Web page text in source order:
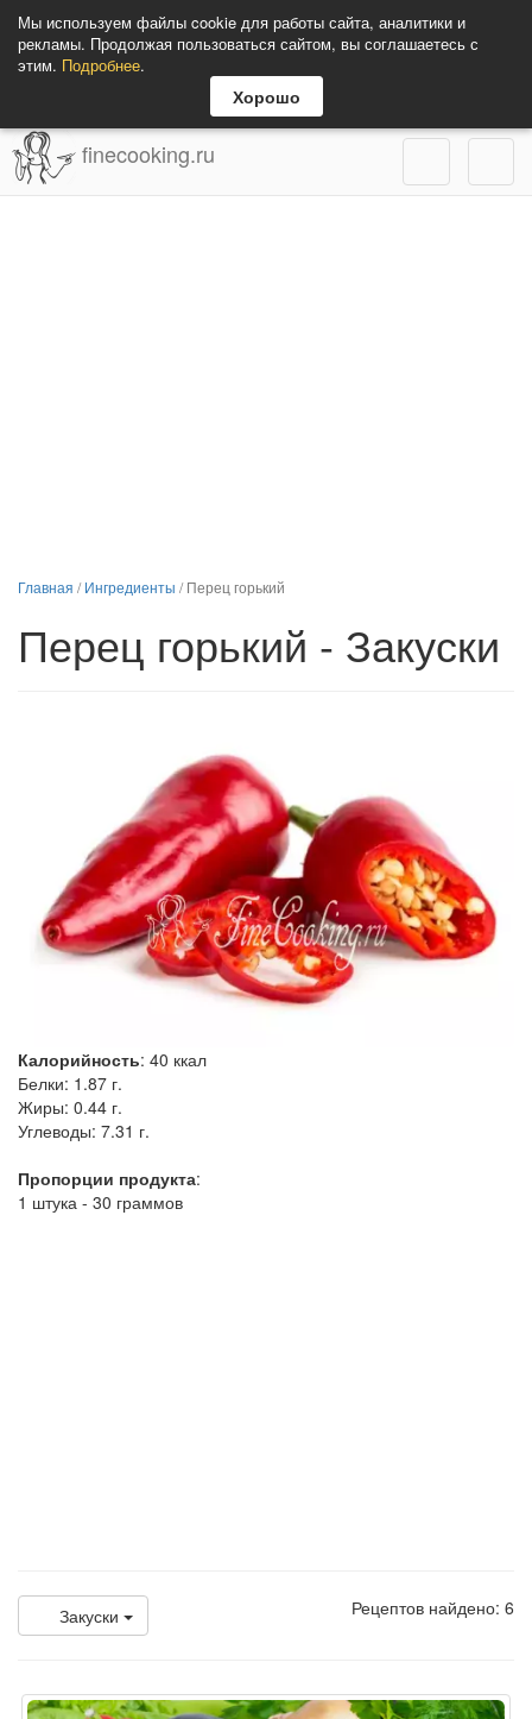
Мы используем файлы cookie для работы сайта, аналитики и
рекламы. Продолжая пользоваться сайтом, вы соглашаетесь с
этим. Подробнее.
Хорошо
finecooking.ru
Главная /Ингредиенты /Перец горький
Перец горький - Закуски
Калорийность: 40 ккал
Белки: 1.87 г.
Жиры: 0.44 г.
Углеводы: 7.31 г.
Пропорции продукта:
1 штука - 30 граммов
Закуски Рецептов найдено: 6